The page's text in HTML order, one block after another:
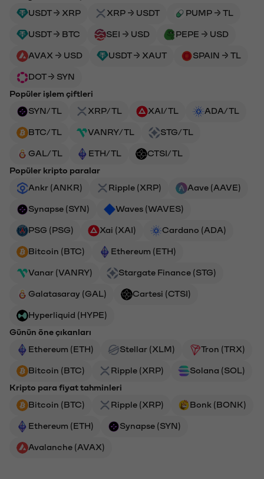
USDT → XRP
XRP → USDT PUMP → TL
USDT → BTC SEI → USD PEPE → USD
AVAX → USD USDT → XAUT SPAIN → TL
DOT → SYN
Popüler işlem çiftleri
SYN/TL
XRP/TL XAI/TL ADA/TL
BTC/TL VANRY/TL STG/TL
GAL/TL ETH/TL
CTSI/TL
Popüler kripto paralar
Ankr (ANKR)
Ripple (XRP) Aave (AAVE)
Synapse (SYN) Waves (WAVES)
PSG (PSG) Xai (XAI) Cardano (ADA)
Bitcoin (BTC) Ethereum (ETH)
Vanar (VANRY) Stargate Finance (STG)
Galatasaray (GAL) Cartesi (CTSI)
Hyperliquid (HYPE)
Günün öne çıkanları
Ethereum (ETH)
Stellar (XLM) Tron (TRX)
Bitcoin (BTC) Ripple (XRP)
Solana (SOL)
Kripto para fiyat tahminleri
Bitcoin (BTC)
Ripple (XRP) Bonk (BONK)
Ethereum (ETH) Synapse (SYN)
Avalanche (AVAX)